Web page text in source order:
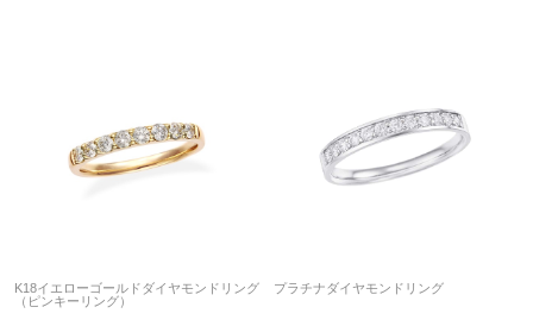
K18イエローゴールドダイヤモンドリング
（ピンキーリング）
プラチナダイヤモンドリング